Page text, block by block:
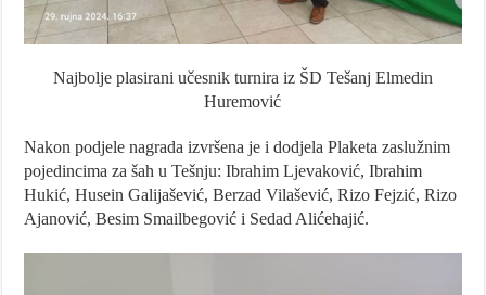
Najbolje plasirani učesnik turnira iz ŠD Tešanj Elmedin
Huremović
Nakon podjele nagrada izvršena je i dodjela Plaketa zaslužnim
pojedincima za šah u Tešnju: Ibrahim Ljevaković, Ibrahim
Hukić, Husein Galijašević, Berzad Vilašević, Rizo Fejzić, Rizo
Ajanović, Besim Smailbegović i Sedad Alićehajić.